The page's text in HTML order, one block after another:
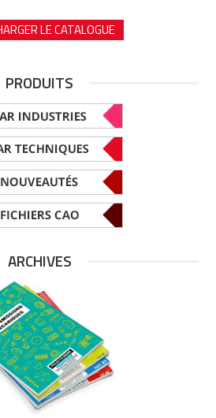
LE CATALOGUE
PRODUITS
ARCHIVES